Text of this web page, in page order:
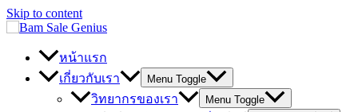
Skip to content
หน้าแรก
เกี่ยวกับเรา
Menu Toggle
วิทยากรของเรา Menu Toggle